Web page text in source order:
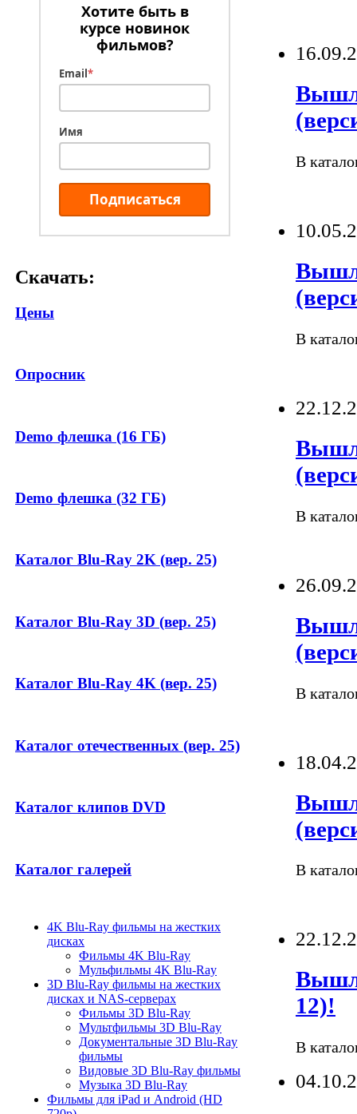
Хотите быть в
курсе новинок
фильмов?
Email*
Имя
Подписаться
Скачать:
Цены
Опросник
Demo флешка (16 ГБ)
Demo флешка (32 ГБ)
Каталог Blu-Ray 2K (вер. 25)
Каталог Blu-Ray 3D (вер. 25)
Каталог Blu-Ray 4K (вер. 25)
Каталог отечественных (вер. 25)
Каталог клипов DVD
Каталог галерей
4K Blu-Ray фильмы на жестких
дисках
Фильмы 4K Blu-Ray
Мульфильмы 4K Blu-Ray
3D Blu-Ray фильмы на жестких
дисках и NAS-серверах
Фильмы 3D Blu-Ray
Мультфильмы 3D Blu-Ray
Документальные 3D Blu-Ray
фильмы
Видовые 3D Blu-Ray фильмы
Музыка 3D Blu-Ray
Фильмы для iPad и Android (HD
В
В
В
В
В
12)!
В